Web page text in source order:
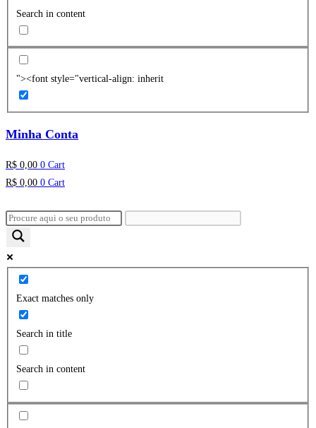
Search in content
"><font style="vertical-align: inherit
Minha Conta
R$ 0,00 0 Cart
R$ 0,00 0 Cart
Exact matches only
Search in title
Search in content